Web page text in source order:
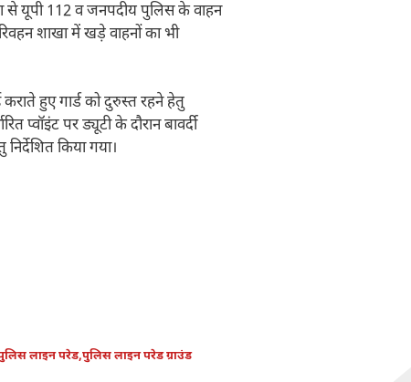
से यूपी 112 व जनपदीय पुलिस के वाहन
शाखा में खड़े वाहनों का भी
हुए गार्ड को दुरुस्त रहने हेतु
प्वॉइंट पर ड्यूटी के दौरान बावर्दी
किया गया।
लाइन परेड,पुलिस लाइन परेड ग्राउंड